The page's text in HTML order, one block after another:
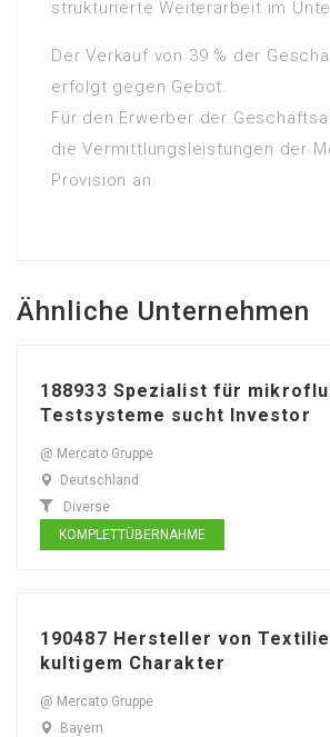
strukturierte Weiterarbeit im
Der Verkauf von 39 % der
erfolgt gegen Gebot.
Für den Erwerber der
die Vermittlungsleistungen der
Provision an.
Ähnliche Unternehmen
188933 Spezialist für
Testsysteme sucht Investor
@ Mercato Gruppe
Deutschland
Diverse
KOMPLETTÜBERNAHME
190487 Hersteller von
kultigem Charakter
@ Mercato Gruppe
Bayern